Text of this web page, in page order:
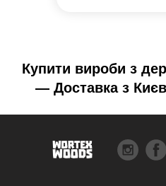
Купити вироби з
— Доставка з